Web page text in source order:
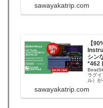
均一セ
sawayakatrip.com
【
シン
*462
ラグ
ル）
ルにな
sawayakatrip.com